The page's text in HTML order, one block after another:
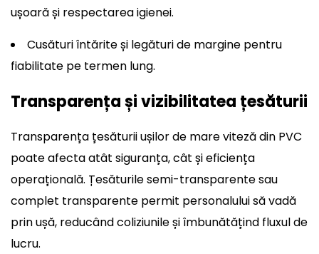
ușoară și respectarea igienei.
Cusături întărite și legături de margine pentru
fiabilitate pe termen lung.
Transparența și vizibilitatea țesăturii
Transparența țesăturii ușilor de mare viteză din PVC
poate afecta atât siguranța, cât și eficiența
operațională. Țesăturile semi-transparente sau
complet transparente permit personalului să vadă
prin ușă, reducând coliziunile și îmbunătățind fluxul de
lucru.